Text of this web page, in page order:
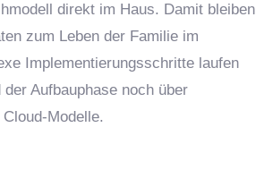
direkt im Haus. Damit bleiben
zum Leben der Familie im
Implementierungsschritte laufen
Aufbauphase noch über
Modelle.